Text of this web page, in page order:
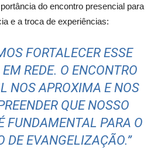
do encontro presencial para
e a troca de experiências:
FORTALECER ESSE
REDE. O ENCONTRO
NOS APROXIMA E NOS
QUE NOSSO
FUNDAMENTAL PARA O
DE EVANGELIZAÇÃO.”